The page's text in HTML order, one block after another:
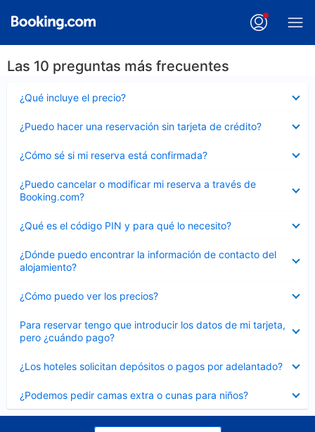
Las 10 preguntas más frecuentes
¿Qué incluye el precio?
cerrado
¿Puedo hacer una reservación sin tarjeta de crédito?
cerrado
¿Cómo sé si mi reserva está confirmada?
cerrado
¿Puedo cancelar o modificar mi reserva a través de
Booking.com?
cerrado
¿Qué es el código PIN y para qué lo necesito?
cerrado
¿Dónde puedo encontrar la información de contacto del
alojamiento?
cerrado
¿Cómo puedo ver los precios?
cerrado
Para reservar tengo que introducir los datos de mi tarjeta,
pero ¿cuándo pago?
cerrado
¿Los hoteles solicitan depósitos o pagos por adelantado?
cerrado
¿Podemos pedir camas extra o cunas para niños?
cerrado